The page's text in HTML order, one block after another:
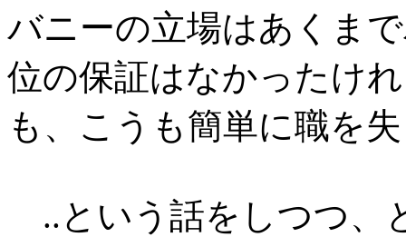
バニーの立場はあくま
位の保証はなかったけ
も、こうも簡単に職を
..という話をしつつ、